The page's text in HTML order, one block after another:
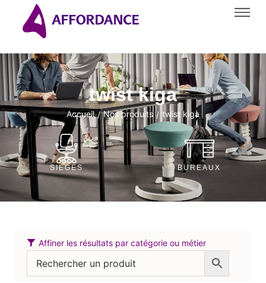
twist kiga
Accueil / Nos produits / twist kiga
SIÈGES BUREAUX
Affiner les résultats par catégorie ou métier